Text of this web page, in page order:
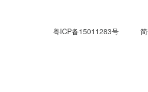
粤ICP备15011283号